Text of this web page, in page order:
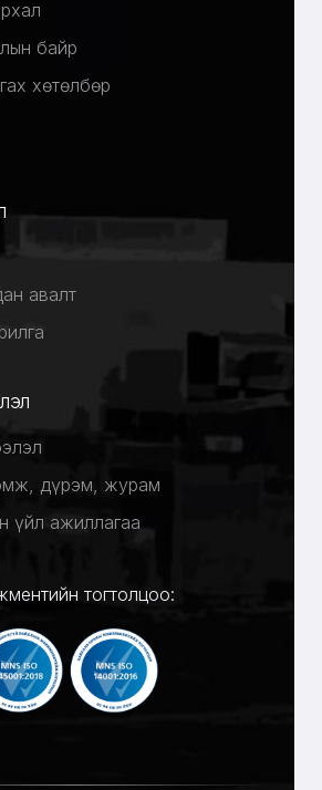
байр
хөтөлбөр
авалт
дүрэм, журам
үйл ажиллагаа
тогтолцоо: